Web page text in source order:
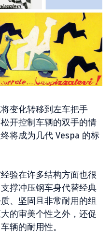
变化转移到左车把手
开控制车辆的双手的情
将成为几代 Vespa 的标
验在许多结构方面也很
撑冲压钢车身代替经典
、坚固且非常耐用的组
的审美个性之外，还促
辆的耐用性。